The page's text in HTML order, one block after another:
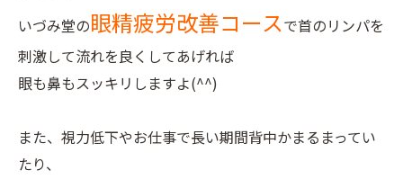
いづみ堂の眼精疲労改善コースで首のリンパを
刺激して流れを良くしてあげれば
眼も鼻もスッキリしますよ(^^)
また、視力低下やお仕事で長い期間背中かまるまってい
たり、